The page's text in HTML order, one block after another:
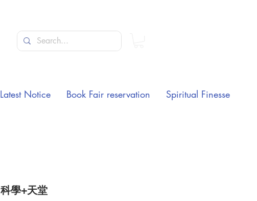
科學+天堂
Latest Notice Book Fair reservation Spiritual Finesse